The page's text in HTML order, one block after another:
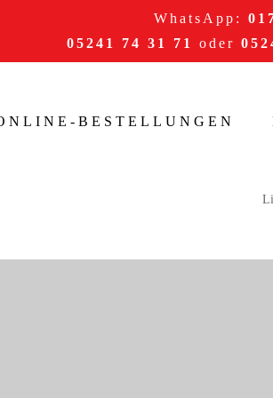
WhatsApp:
05241 74 31 71
oder
BESTELLUNGEN